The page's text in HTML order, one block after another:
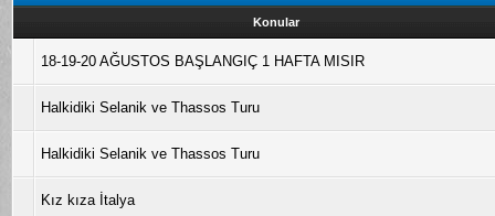
Konular
18-19-20 AĞUSTOS BAŞLANGIÇ 1 HAFTA MISIR
Halkidiki Selanik ve Thassos Turu
Halkidiki Selanik ve Thassos Turu
Kız kıza İtalya